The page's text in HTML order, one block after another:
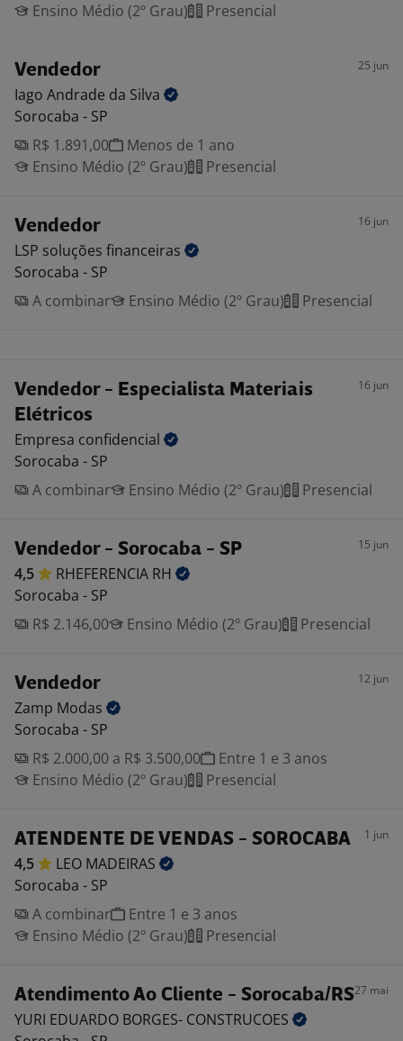
Ensino Médio (2º Grau)
Presencial
Vendedor 25 jun
Iago Andrade da Silva
Sorocaba - SP
R$ 1.891,00
Menos de 1 ano
Ensino Médio (2º Grau)
Presencial
Vendedor 16 jun
LSP soluções financeiras
Sorocaba - SP
A combinar
Ensino Médio (2º Grau) Presencial
Vendedor - Especialista Materiais
Elétricos
16 jun
Empresa confidencial
Sorocaba - SP
A combinar
Ensino Médio (2º Grau) Presencial
Vendedor - Sorocaba - SP 15 jun
4,5 RHEFERENCIA RH
Sorocaba - SP
R$ 2.146,00
Ensino Médio (2º Grau) Presencial
Vendedor 12 jun
Zamp Modas
Sorocaba - SP
R$ 2.000,00 a R$ 3.500,00
Entre 1 e 3 anos
Ensino Médio (2º Grau)
Presencial
ATENDENTE DE VENDAS - SOROCABA 1 jun
4,5 LEO MADEIRAS
Sorocaba - SP
A combinar
Entre 1 e 3 anos
Ensino Médio (2º Grau)
Presencial
Atendimento Ao Cliente - Sorocaba/RS27 mai
YURI EDUARDO BORGES- CONSTRUCOES